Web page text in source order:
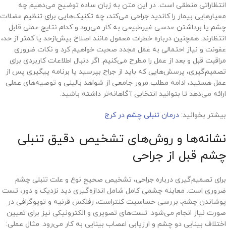
انتظاراتی منطقی است. در این متن به زبان ساده توضیح می‌دهیم چه
معیارهایی بیمار را کاندید جراحی می‌کند، چه تکنیک‌هایی برای تنظیم عضلات
چشم یا برداشتن عدسی غیرطبیعی به کار می‌رود و کدام نتایج عملی قابل
انتظارند. همچنین درباره خطرات معمول مانند اصلاح بیش‌ازحد یا کمتر از حد،
عفونت و نیاز احتمالی به عمل مجدد صحبت خواهیم کرد و نکات ضروری
مراقبت قبل و بعد از عمل را مطرح می‌کنیم. اگر دنبال اطلاعات کاربردی برای
تصمیم‌گیری، پرسش‌هایی که باید از جراح بپرسید یا برنامه پیگیری پس از
عمل هستید، ادامه مطلب مرور جامعی از شواهد بالینی و توصیه‌های عملی
ارائه می‌دهد تا بتوانید انتخابی آگاهانه‌تر داشته باشید.
بیشتر بخوانید: درمان تنبلی چشم در کرج
نشانه‌ها و روش‌های تشخیص دقیق تنبلی
چشم قبل از جراحی
برای تصمیم‌گیری درباره جراحی، تشخیص صحیح نوع و علت تنبلی چشم
ضروری است. معاینه چشمی کامل شامل اندازه‌گیری دید نزدیک و دور، تست
پوشاندن چشم، بررسی حساسیت کنتراست، رفلکس قرنیه و توپوگرافی در
صورت نیاز انجام می‌شود. تست‌های تصویری و الکترونیکی نیز برای تعیین
اختلاف بینایی دو چشم و ارزیابی اعصاب بینایی به کار می‌رود. مثال عملی: